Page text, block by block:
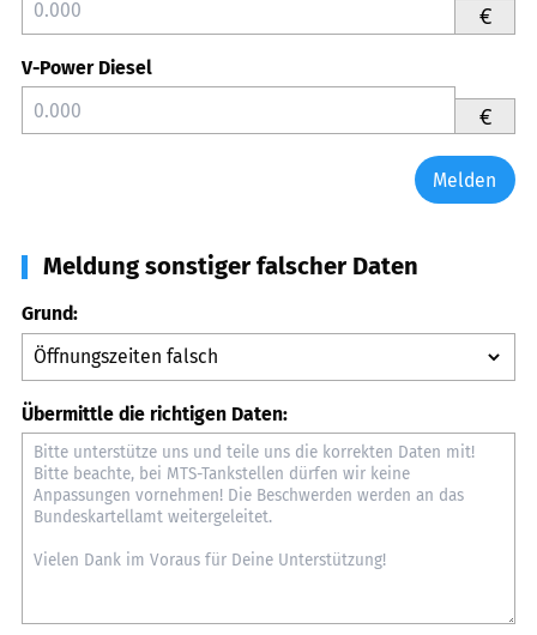
€
V-Power Diesel
€
Melden
Meldung sonstiger falscher Daten
Grund:
Übermittle die richtigen Daten: